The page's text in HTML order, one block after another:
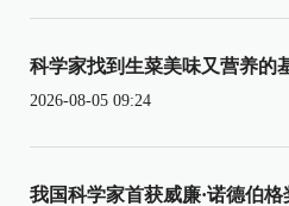
科学家找到生菜美味又营养的
2026-08-05 09:24
我国科学家首获威廉·诺德伯格